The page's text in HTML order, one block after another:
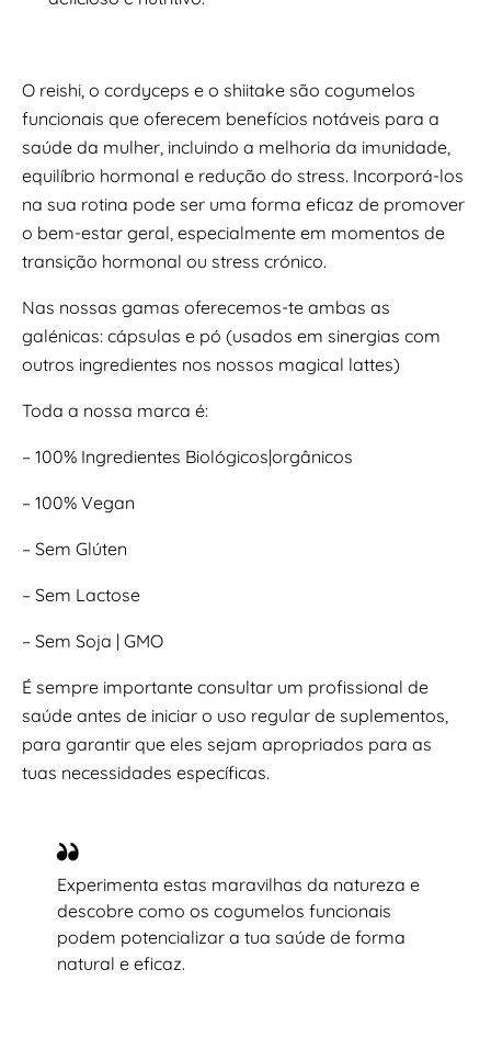
O reishi, o cordyceps e o shiitake são cogumelos
funcionais que oferecem benefícios notáveis para a
saúde da mulher, incluindo a melhoria da imunidade,
equilíbrio hormonal e redução do stress. Incorporá-los
na sua rotina pode ser uma forma eficaz de promover
o bem-estar geral, especialmente em momentos de
transição hormonal ou stress crónico.
Nas nossas gamas oferecemos-te ambas as
galénicas: cápsulas e pó (usados em sinergias com
outros ingredientes nos nossos magical lattes)
Toda a nossa marca é:
– 100% Ingredientes Biológicos|orgânicos
– 100% Vegan
– Sem Glúten
– Sem Lactose
– Sem Soja | GMO
É sempre importante consultar um profissional de
saúde antes de iniciar o uso regular de suplementos,
para garantir que eles sejam apropriados para as
tuas necessidades específicas.
Experimenta estas maravilhas da natureza e
descobre como os cogumelos funcionais
podem potencializar a tua saúde de forma
natural e eficaz.